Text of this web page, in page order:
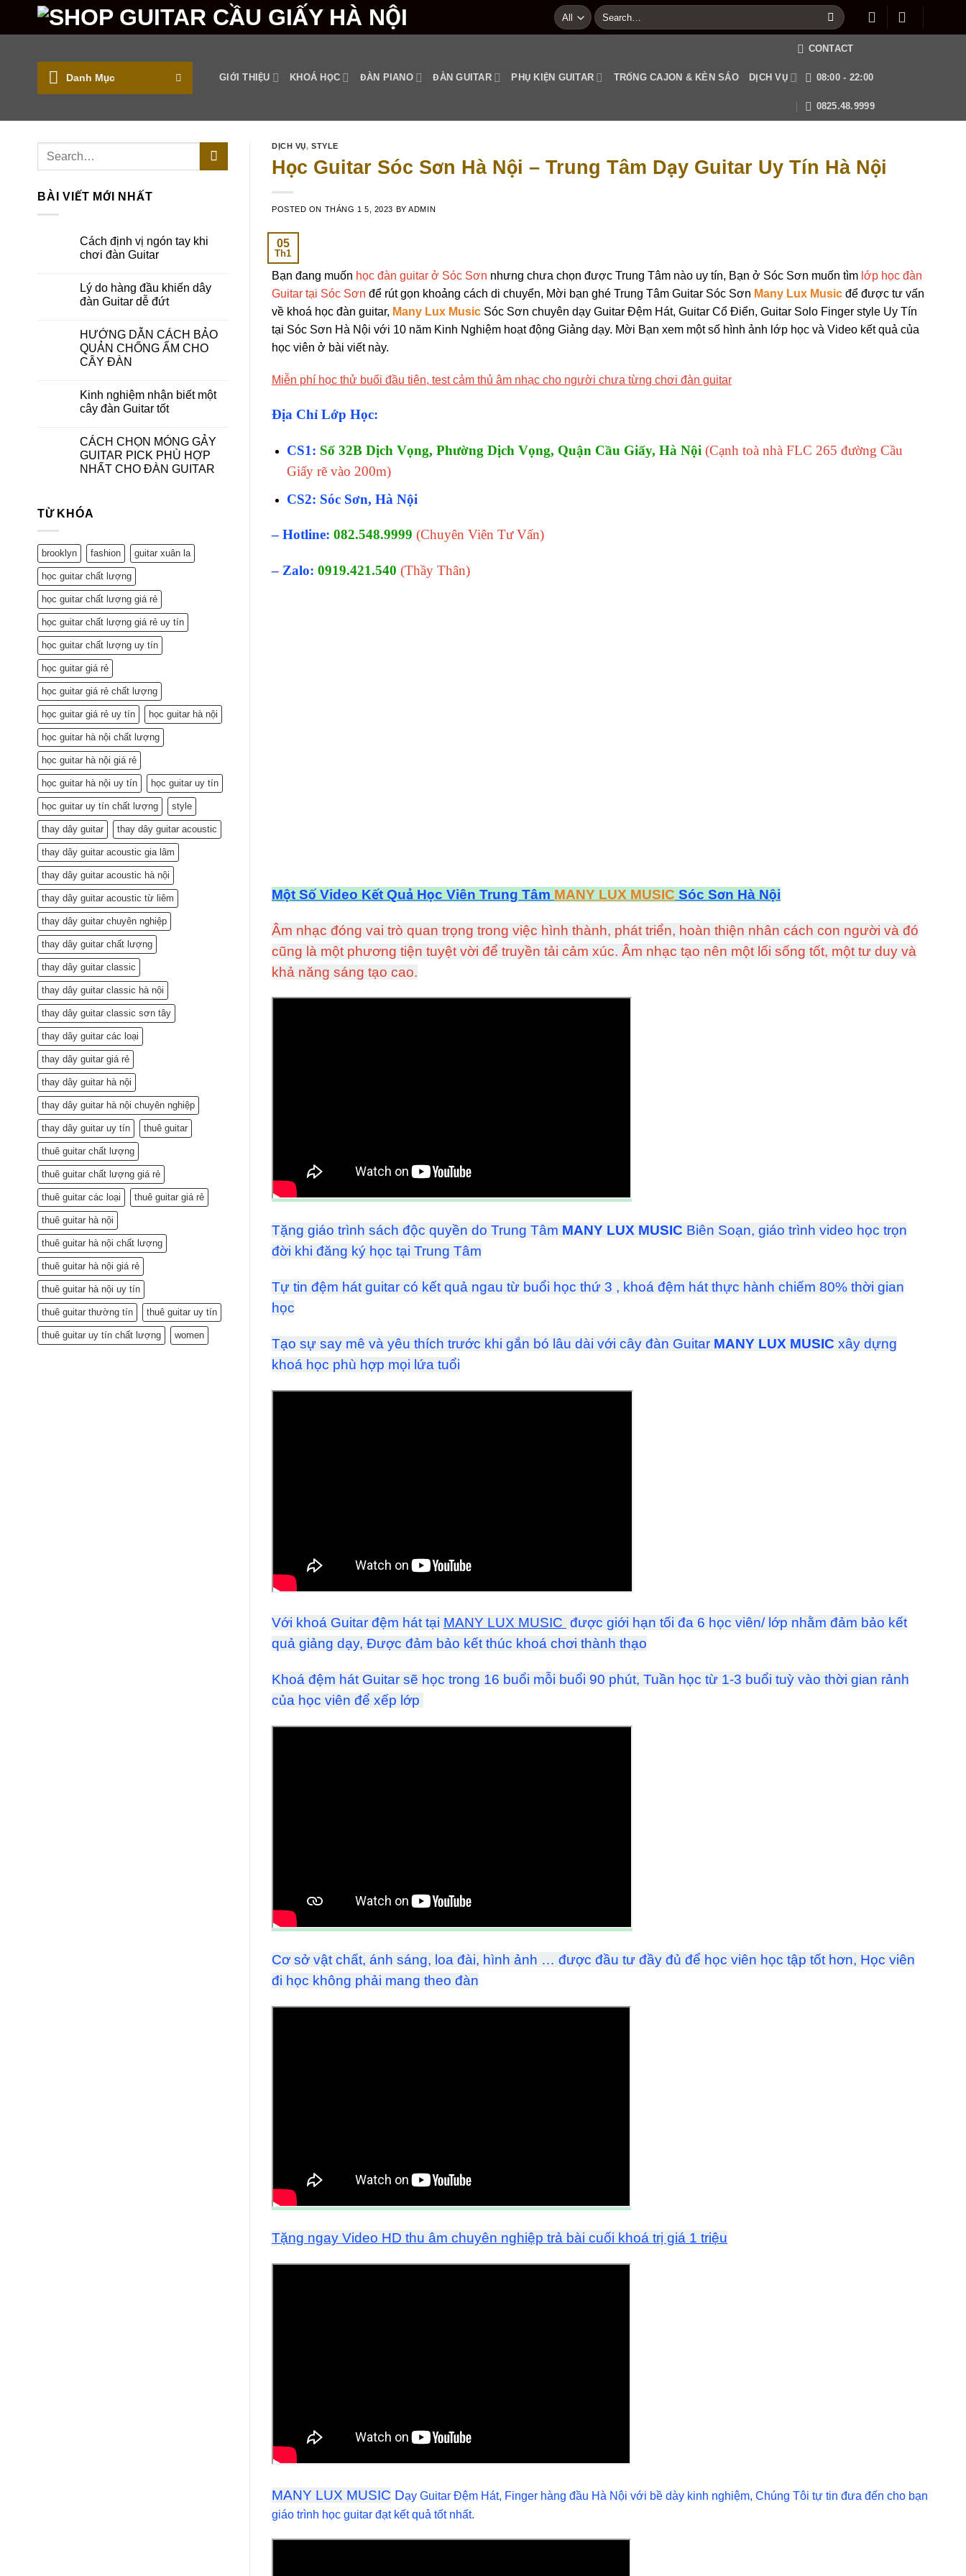
Search
for:
Danh Mục GIỚI THIỆU KHOÁ HỌC ĐÀN PIANO ĐÀN GUITAR PHỤ KIỆN GUITAR TRỐNG CAJON & KÈN SÁO DỊCH VỤ
CONTACT
08:00 - 22:00
0825.48.9999
BÀI VIẾT MỚI NHẤT
Cách định vị ngón tay khi
chơi đàn Guitar
Lý do hàng đầu khiến dây
đàn Guitar dễ đứt
HƯỚNG DẪN CÁCH BẢO
QUẢN CHỐNG ẨM CHO
CÂY ĐÀN
Kinh nghiệm nhận biết một
cây đàn Guitar tốt
CÁCH CHỌN MÓNG GẢY
GUITAR PICK PHÙ HỢP
NHẤT CHO ĐÀN GUITAR
TỪ KHÓA
brooklyn fashion guitar xuân la
học guitar chất lượng
học guitar chất lượng giá rẻ
học guitar chất lượng giá rẻ uy tín
học guitar chất lượng uy tín
học guitar giá rẻ
học guitar giá rẻ chất lượng
học guitar giá rẻ uy tín học guitar hà nội
học guitar hà nội chất lượng
học guitar hà nội giá rẻ
học guitar hà nội uy tín học guitar uy tín
học guitar uy tín chất lượng style
thay dây guitar thay dây guitar acoustic
thay dây guitar acoustic gia lâm
thay dây guitar acoustic hà nội
thay dây guitar acoustic từ liêm
thay dây guitar chuyên nghiệp
thay dây guitar chất lượng
thay dây guitar classic
thay dây guitar classic hà nội
thay dây guitar classic sơn tây
thay dây guitar các loại
thay dây guitar giá rẻ
thay dây guitar hà nội
thay dây guitar hà nội chuyên nghiệp
thay dây guitar uy tín thuê guitar
thuê guitar chất lượng
thuê guitar chất lượng giá rẻ
thuê guitar các loại thuê guitar giá rẻ
thuê guitar hà nội
thuê guitar hà nội chất lượng
thuê guitar hà nội giá rẻ
thuê guitar hà nội uy tín
thuê guitar thường tín thuê guitar uy tín
thuê guitar uy tín chất lượng women
DỊCH VỤ,STYLE
Học Guitar Sóc Sơn Hà Nội – Trung Tâm Dạy Guitar Uy Tín Hà Nội
POSTED ON THÁNG 1 5, 2023 BYADMIN
05
Th1
Bạn đang muốn học đàn guitar ở Sóc Sơn nhưng chưa chọn được Trung Tâm nào uy tín, Bạn ở Sóc Sơn muốn tìm lớp học đàn
Guitar tại Sóc Sơn để rút gọn khoảng cách di chuyển, Mời bạn ghé Trung Tâm Guitar Sóc Sơn Many Lux Music để được tư vấn
về khoá học đàn guitar, Many Lux Music Sóc Sơn chuyên dạy Guitar Đệm Hát, Guitar Cổ Điển, Guitar Solo Finger style Uy Tín
tại Sóc Sơn Hà Nội với 10 năm Kinh Nghiệm hoạt động Giảng dạy. Mời Bạn xem một số hình ảnh lớp học và Video kết quả của
học viên ở bài viết này.
Miễn phí học thử buổi đầu tiên, test cảm thủ âm nhạc cho người chưa từng chơi đàn guitar
Địa Chỉ Lớp Học:
CS1: Số 32B Dịch Vọng, Phường Dịch Vọng, Quận Cầu Giấy, Hà Nội (Cạnh toà nhà FLC 265 đường Cầu
Giấy rẽ vào 200m)
CS2: Sóc Sơn, Hà Nội
– Hotline: 082.548.9999 (Chuyên Viên Tư Vấn)
– Zalo: 0919.421.540 (Thầy Thân)
Một Số Video Kết Quả Học Viên Trung Tâm MANY LUX MUSIC Sóc Sơn Hà Nội
Âm nhạc đóng vai trò quan trọng trong việc hình thành, phát triển, hoàn thiện nhân cách con người và đó
cũng là một phương tiện tuyệt vời để truyền tải cảm xúc. Âm nhạc tạo nên một lối sống tốt, một tư duy và
khả năng sáng tạo cao.
Tặng giáo trình sách độc quyền do Trung Tâm MANY LUX MUSIC Biên Soạn, giáo trình video học trọn
đời khi đăng ký học tại Trung Tâm
Tự tin đệm hát guitar có kết quả ngau từ buổi học thứ 3 , khoá đệm hát thực hành chiếm 80% thời gian
học
Tạo sự say mê và yêu thích trước khi gắn bó lâu dài với cây đàn Guitar MANY LUX MUSIC xây dựng
khoá học phù hợp mọi lứa tuổi
Với khoá Guitar đệm hát tại MANY LUX MUSIC được giới hạn tối đa 6 học viên/ lớp nhằm đảm bảo kết
quả giảng dạy, Được đảm bảo kết thúc khoá chơi thành thạo
Khoá đệm hát Guitar sẽ học trong 16 buổi mỗi buổi 90 phút, Tuần học từ 1-3 buổi tuỳ vào thời gian rảnh
của học viên để xếp lớp
Cơ sở vật chất, ánh sáng, loa đài, hình ảnh … được đầu tư đầy đủ để học viên học tập tốt hơn, Học viên
đi học không phải mang theo đàn
Tặng ngay Video HD thu âm chuyên nghiệp trả bài cuối khoá trị giá 1 triệu
MANY LUX MUSIC Dạy Guitar Đệm Hát, Finger hàng đầu Hà Nội với bề dày kinh nghiệm, Chúng Tôi tự tin đưa đến cho bạn
giáo trình học guitar đạt kết quả tốt nhất.